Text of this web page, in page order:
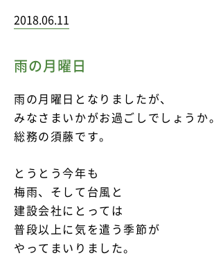
施工実績
ニュース
資料請求・お問い合わせ
2018.06.11
雨の月曜日
雨の月曜日となりましたが、
みなさまいかがお過ごしでしょうか。
総務の須藤です。
とうとう今年も
梅雨、そして台風と
建設会社にとっては
普段以上に気を遣う季節が
やってまいりました。